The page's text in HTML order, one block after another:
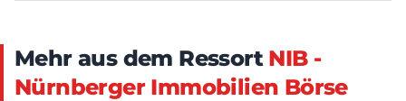
Mehr aus dem Ressort NIB -
Nürnberger Immobilien Börse